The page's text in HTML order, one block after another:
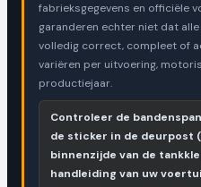
fabrieksgegevens en officiële
garanderen echter niet dat
volledig correct, compleet of
variëren per uitvoering,
productiejaar.
Controleer de
de sticker in de deurpost
binnenzijde van de
handleiding van uw